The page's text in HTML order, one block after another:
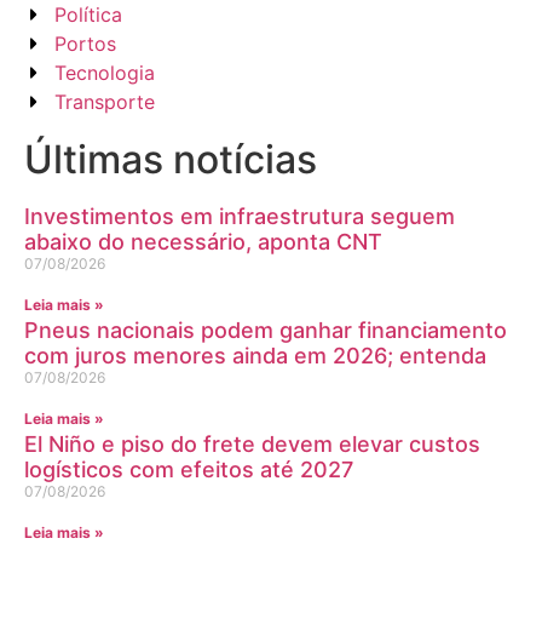
Política
Portos
Tecnologia
Transporte
Últimas notícias
Investimentos em infraestrutura seguem
abaixo do necessário, aponta CNT
07/08/2026
Leia mais »
Pneus nacionais podem ganhar financiamento
com juros menores ainda em 2026; entenda
07/08/2026
Leia mais »
El Niño e piso do frete devem elevar custos
logísticos com efeitos até 2027
07/08/2026
Leia mais »